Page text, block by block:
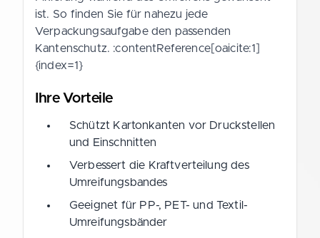
ist. So finden Sie für nahezu jede
Verpackungsaufgabe den passenden
Kantenschutz. :contentReference[oaicite:1]
{index=1}
Ihre Vorteile
Schützt Kartonkanten vor Druckstellen
und Einschnitten
Verbessert die Kraftverteilung des
Umreifungsbandes
Geeignet für PP-, PET- und Textil-
Umreifungsbänder